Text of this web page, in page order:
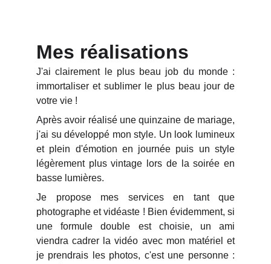
Mes réalisations
J'ai clairement le plus beau job du monde :
immortaliser et sublimer le plus beau jour de
votre vie !
Après avoir réalisé une quinzaine de mariage,
j'ai su développé mon style. Un look lumineux
et plein d'émotion en journée puis un style
légèrement plus vintage lors de la soirée en
basse lumières.
Je propose mes services en tant que
photographe et vidéaste ! Bien évidemment, si
une formule double est choisie, un ami
viendra cadrer la vidéo avec mon matériel et
je prendrais les photos, c'est une personne :